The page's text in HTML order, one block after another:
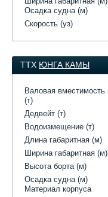
Осадка судна (м)
Скорость (уз)
ТТХ ЮНГА КАМЫ
Валовая вместимость
(т)
Дедвейт (т)
Водоизмещение (т)
Длина габаритная (м)
Ширина габаритная (м)
Высота борта (м)
Осадка судна (м)
Материал корпуса